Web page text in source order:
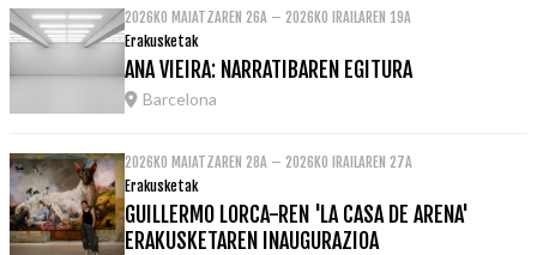
2026KO MAIATZAREN 26A – 2026KO IRAILAREN 19A
Erakusketak
ANA VIEIRA: NARRATIBAREN EGITURA
Barcelona
2026KO MAIATZAREN 28A – 2026KO IRAILAREN 27A
Erakusketak
GUILLERMO LORCA-REN 'LA CASA DE ARENA'
ERAKUSKETAREN INAUGURAZIOA